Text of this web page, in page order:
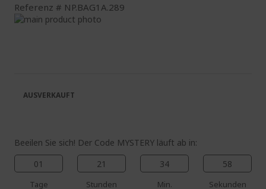
Referenz NP.BAG1A.289
Zum
Beeilen Sie sich! Der Code MYSTERY läuft ab in:
01
Tage
21
Stunden
34
Min.
58
Sekunden
AUSVERKAUFT